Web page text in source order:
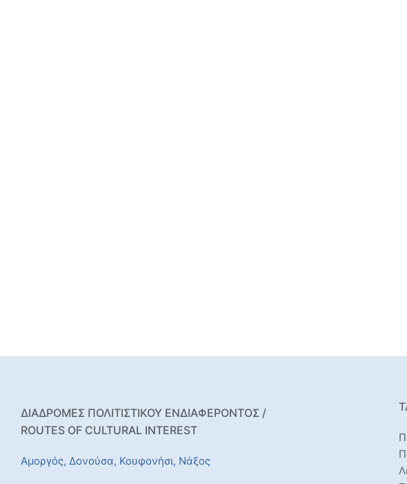
ΔΙΑΔΡΟΜΕΣ ΠΟΛΙΤΙΣΤΙΚΟΥ ΕΝΔΙΑΦΕΡΟΝΤΟΣ /
ROUTES OF CULTURAL INTEREST
Αμοργός, Δονούσα, Κουφονήσι, Νάξος